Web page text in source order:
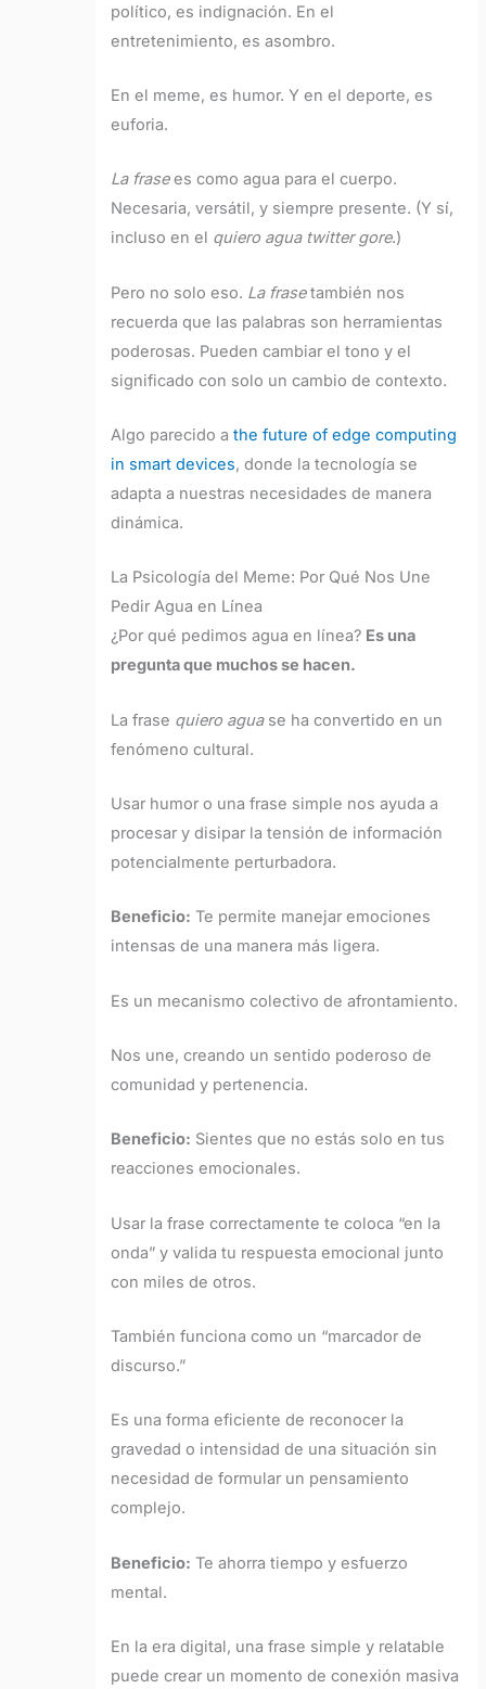
político, es indignación. En el
entretenimiento, es asombro.
En el meme, es humor. Y en el deporte, es
euforia.
La frasees como agua para el cuerpo.
Necesaria, versátil, y siempre presente. (Y sí,
incluso en el quiero agua twitter gore.)
Pero no solo eso. La frasetambién nos
recuerda que las palabras son herramientas
poderosas. Pueden cambiar el tono y el
significado con solo un cambio de contexto.
Algo parecido athe future of edge computing
in smart devices, donde la tecnología se
adapta a nuestras necesidades de manera
dinámica.
La Psicología del Meme: Por Qué Nos Une
Pedir Agua en Línea
¿Por qué pedimos agua en línea? Es una
pregunta que muchos se hacen.
La frase quiero aguase ha convertido en un
fenómeno cultural.
Usar humor o una frase simple nos ayuda a
procesar y disipar la tensión de información
potencialmente perturbadora.
Beneficio: Te permite manejar emociones
intensas de una manera más ligera.
Es un mecanismo colectivo de afrontamiento.
Nos une, creando un sentido poderoso de
comunidad y pertenencia.
Beneficio: Sientes que no estás solo en tus
reacciones emocionales.
Usar la frase correctamente te coloca “en la
onda” y valida tu respuesta emocional junto
con miles de otros.
También funciona como un “marcador de
discurso.”
Es una forma eficiente de reconocer la
gravedad o intensidad de una situación sin
necesidad de formular un pensamiento
complejo.
Beneficio: Te ahorra tiempo y esfuerzo
mental.
En la era digital, una frase simple y relatable
puede crear un momento de conexión masiva